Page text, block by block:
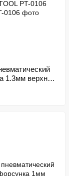
1.3мм верхний
PT-0106